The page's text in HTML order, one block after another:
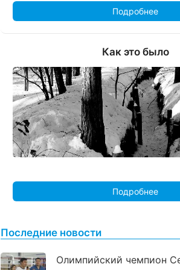
Подробнее
Как это было
Подробнее
Последние новости
Олимпийский чемпион